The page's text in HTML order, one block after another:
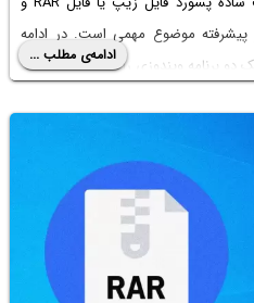
پیشرفته موضوع مهمی است. در ادامه
دو برنامه ویندوزی را توضیح می‌دهیم.
ادامه‌ی مطلب ...